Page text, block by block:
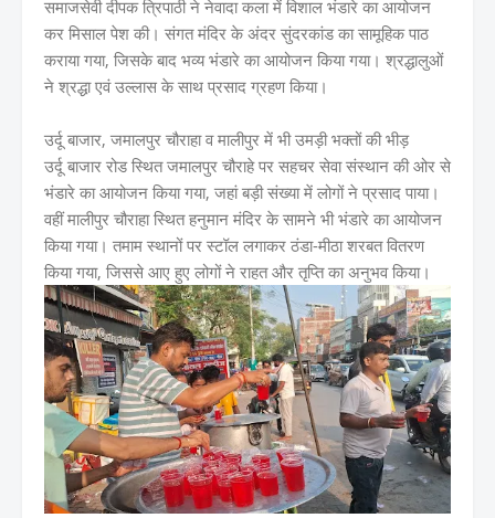
समाजसेवी दीपक त्रिपाठी ने नेवादा कला में विशाल भंडारे का आयोजन
कर मिसाल पेश की। संगत मंदिर के अंदर सुंदरकांड का सामूहिक पाठ
कराया गया, जिसके बाद भव्य भंडारे का आयोजन किया गया। श्रद्धालुओं
ने श्रद्धा एवं उल्लास के साथ प्रसाद ग्रहण किया।
उर्दू बाजार, जमालपुर चौराहा व मालीपुर में भी उमड़ी भक्तों की भीड़
उर्दू बाजार रोड स्थित जमालपुर चौराहे पर सहचर सेवा संस्थान की ओर से
भंडारे का आयोजन किया गया, जहां बड़ी संख्या में लोगों ने प्रसाद पाया।
वहीं मालीपुर चौराहा स्थित हनुमान मंदिर के सामने भी भंडारे का आयोजन
किया गया। तमाम स्थानों पर स्टॉल लगाकर ठंडा-मीठा शरबत वितरण
किया गया, जिससे आए हुए लोगों ने राहत और तृप्ति का अनुभव किया।